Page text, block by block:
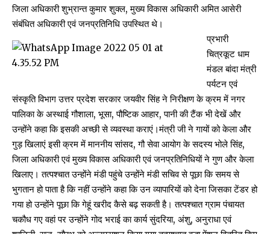
जिला अधिकारी शुभ्रान्त कुमार शुक्ल, मुख्य विकास अधिकारी अमित आसेरी
संबंधित अधिकारी एवं जनप्रतिनिधि उपस्थित थे।
प्रभारी
चित्रकूट धाम
मंडल बांदा मंत्री
पर्यटन एवं
संस्कृति विभाग उत्तर प्रदेश सरकार जयवीर सिंह ने निरीक्षण के क्रम में नगर
पालिका के अस्थाई गौशाला, भूसा, पौष्टिक आहार, पानी की टैंक भी देखें और
उन्होंने कहा कि इसकी अच्छी से व्यवस्था कराएं।मंत्री जी ने गायों को केला और
गुड़ खिलाएं इसी क्रम में माननीय सांसद, गौ सेवा आयोग के सदस्य भोले सिंह,
जिला अधिकारी एवं मुख्य विकास अधिकारी एवं जनप्रतिनिधियों ने गुण और केला
खिलाए। तत्पश्चात उन्होंने मंडी पहुंचे उन्होंने मंडी सचिव से पूछा कि समय से
भुगतान हो पाता है कि नहीं उन्होंने कहा कि उन व्यापारियों को देना जिसका टेंडर हो
गया हो उन्होंने पूछा कि गेहूं खरीद कैसे बढ़ सकती है। तत्पश्चात ग्राम पंचायत
चकौध गए वहां पर उन्होंने गोद भराई का कार्य सुंदरिया, अंशु, अनुराधा एवं